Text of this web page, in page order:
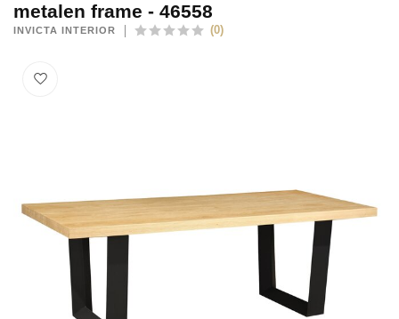
metalen frame - 46558
INVICTA INTERIOR (0)